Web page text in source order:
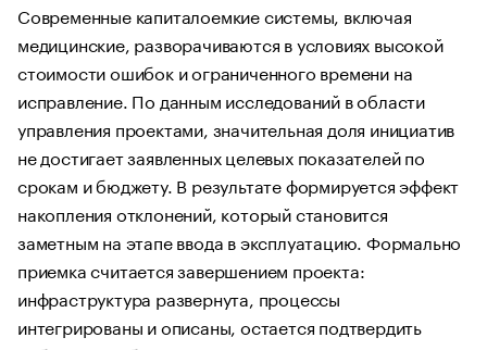
Современные капиталоемкие системы, включая
медицинские, разворачиваются в условиях высокой
стоимости ошибок и ограниченного времени на
исправление. По данным исследований в области
управления проектами, значительная доля инициатив
не достигает заявленных целевых показателей по
срокам и бюджету. В результате формируется эффект
накопления отклонений, который становится
заметным на этапе ввода в эксплуатацию. Формально
приемка считается завершением проекта:
инфраструктура развернута, процессы
интегрированы и описаны, остается подтвердить